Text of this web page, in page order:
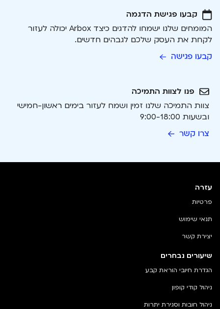
קבעו פגישת הדגמה
המומחים שלנו ישמחו להדגים כיצד Arbox יכולה לעזור
לקחת את העסק שלכם לגבהים חדשים.
קבעו פגישה
פנו לצוות התמיכה
צוות התמיכה שלנו זמין ושמח לעזור בימים ראשון-חמישי
ובשעות 9:00-18:00
צרו קשר
שיעורים נבחרים
הגדרת חיובי הוראת קבע
ניהול קודי קופון
ניהול חובות וסגירת יתרות
עזרה
פרטיות
תנאי שימוש
יצירת קשר